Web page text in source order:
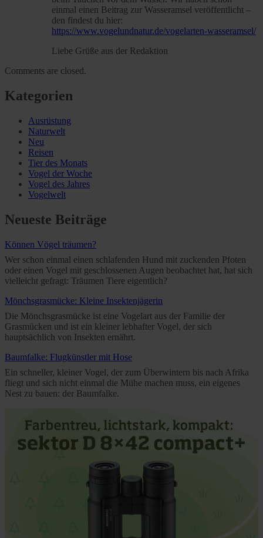
Further information on the procedures used and your
rights can be found in ourPrivacy Policy|Imprint
einmal einen Beitrag zur Wasseramsel veröffentlicht –
den findest du hier:
https://www.vogelundnatur.de/vogelarten-wasseramsel/
Liebe Grüße aus der Redaktion
Comments are closed.
Kategorien
Ausrüstung
Naturwelt
Neu
Reisen
Tier des Monats
Vogel der Woche
Vogel des Jahres
Vogelwelt
Neueste Beiträge
Können Vögel träumen?
Wer schon einmal einen schlafenden Hund mit zuckenden Pfoten
oder einen Vogel mit geschlossenen Augen beobachtet hat, hat sich
vielleicht gefragt: Träumen Tiere eigentlich?
Mönchsgrasmücke: Kleine Insektenjägerin
Die Mönchsgrasmücke ist eine Vogelart aus der Familie der
Grasmücken und ist ein kleiner lebhafter Vogel, der sich
hauptsächlich von Insekten ernährt.
Baumfalke: Flugkünstler mit Hose
Ein schneller, kleiner Vogel, der zum Überwintern bis nach Afrika
fliegt und sich nicht einmal die Mühe machen muss, ein eigenes
Nest zu bauen: der Baumfalke.